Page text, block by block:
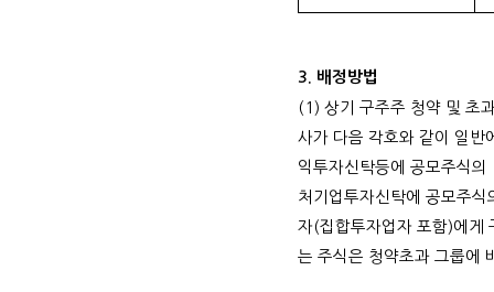
3. 배정방법
(1) 상기 구주주 청약 및 초
사가 다음 각호와 같이 일
익투자신탁등에 공모주식
처기업투자신탁에 공모주
자(집합투자업자 포함)에게
는 주식은 청약초과 그룹에